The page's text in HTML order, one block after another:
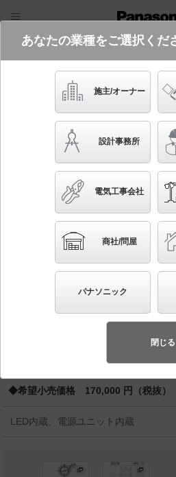
電気・建築設備（ビジネス）
フリーワード
品番・キーワード
かんたん照度
地中埋込型 LED（白色） ア
角20度 防雨型（底部）・防
SmartArchi（スマートアーキ
（先端技術や優れ
適で先進的な照明環境をご提案する商
◆希望小売価格 170,000 円（税抜）
LED内蔵、電源ユニット内蔵
あなたの業種をご選択くだ
施主/オーナー
設計事務所
電気工事会社
商社/問屋
パナソニック
閉じる